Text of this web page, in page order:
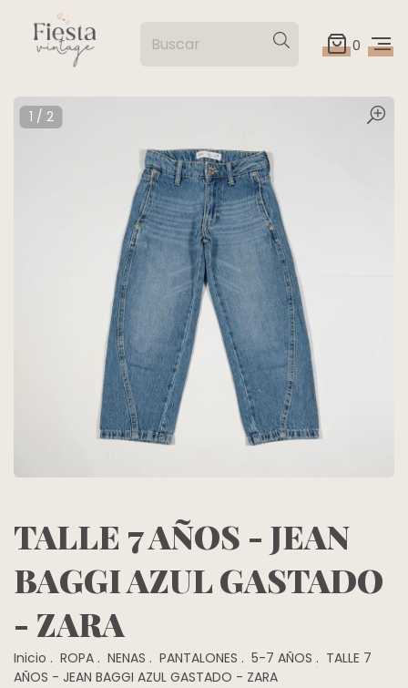
0
TALLE 7 AÑOS - JEAN
BAGGI AZUL GASTADO
- ZARA
Inicio . ROPA . NENAS . PANTALONES . 5-7 AÑOS . TALLE 7
AÑOS - JEAN BAGGI AZUL GASTADO - ZARA
1 / 2